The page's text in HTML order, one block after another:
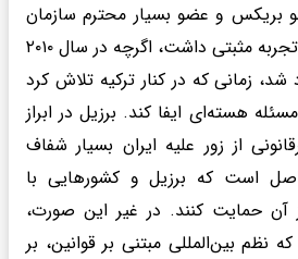
بریکس و عضو بسیار محترم سازمان
ملل متحد است. برزیل تجربه مثبتی داشت، اگرچه در سال ۲۰۱۰
زمانی که در کنار ترکیه تلاش کرد
هسته‌ای ایفا کند. برزیل در ابراز
از زور علیه ایران بسیار شفاف
است که برزیل و کشورهایی با
آن حمایت کنند. در غیر این صورت،
نظم بین‌المللی مبتنی بر قوانین، بر